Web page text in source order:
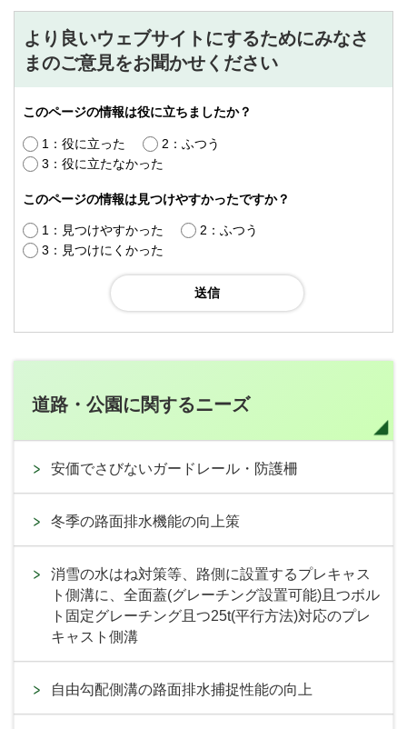
より良いウェブサイトにするためにみなさ
まのご意見をお聞かせください
このページの情報は役に立ちましたか？
1：役に立った
2：ふつう
3：役に立たなかった
このページの情報は見つけやすかったですか？
1：見つけやすかった
2：ふつう
3：見つけにくかった
道路・公園に関するニーズ
安価でさびないガードレール・防護柵
冬季の路面排水機能の向上策
消雪の水はね対策等、路側に設置するプレキャス
ト側溝に、全面蓋(グレーチング設置可能)且つボル
ト固定グレーチング且つ25t(平行方法)対応のプレ
キャスト側溝
自由勾配側溝の路面排水捕捉性能の向上